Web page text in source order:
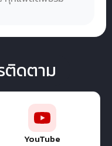
ติดตาม
YouTube